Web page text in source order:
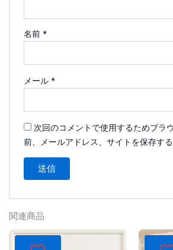
名前 *
メール *
次回のコメントで使用するためブラ
前、メールアドレス、サイトを保存する
関連商品